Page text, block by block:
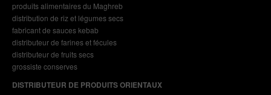
produits alimentaires du Maghreb
distribution de riz et légumes secs
fabricant de sauces kebab
distributeur de farines et fécules
distributeur de fruits secs
grossiste conserves
DISTRIBUTEUR DE PRODUITS ORIENTAUX